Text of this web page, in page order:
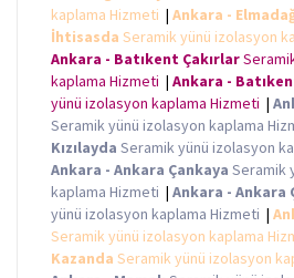
kaplama Hizmeti | Ankara -
İhtisasda Seramik yünü izolasyon
Ankara - Batıkent Çakırlar
kaplama Hizmeti | Ankara -
yünü izolasyon kaplama Hizmeti |
Seramik yünü izolasyon kaplama
Kızılayda Seramik yünü izolasyon
Ankara - Ankara Çankaya Seramik
kaplama Hizmeti | Ankara - Ankara
yünü izolasyon kaplama Hizmeti |
Seramik yünü izolasyon kaplama
Kazanda Seramik yünü izolasyon